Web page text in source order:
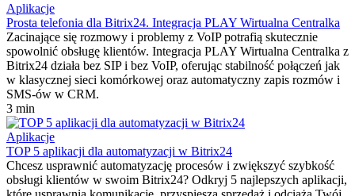
Aplikacje
Prosta telefonia dla Bitrix24. Integracja PLAY Wirtualna Centralka
Zacinające się rozmowy i problemy z VoIP potrafią skutecznie
spowolnić obsługę klientów. Integracja PLAY Wirtualna Centralka z
Bitrix24 działa bez SIP i bez VoIP, oferując stabilność połączeń jak
w klasycznej sieci komórkowej oraz automatyczny zapis rozmów i
SMS-ów w CRM.
3 min
Aplikacje
TOP 5 aplikacji dla automatyzacji w Bitrix24
Chcesz usprawnić automatyzację procesów i zwiększyć szybkość
obsługi klientów w swoim Bitrix24? Odkryj 5 najlepszych aplikacji,